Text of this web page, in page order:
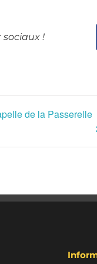
sociaux !
de la Passerelle